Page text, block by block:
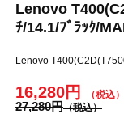
Lenovo
ﾁ/14.1/ﾌﾞﾗｯｸ/
Lenovo
16,280円
27,280円